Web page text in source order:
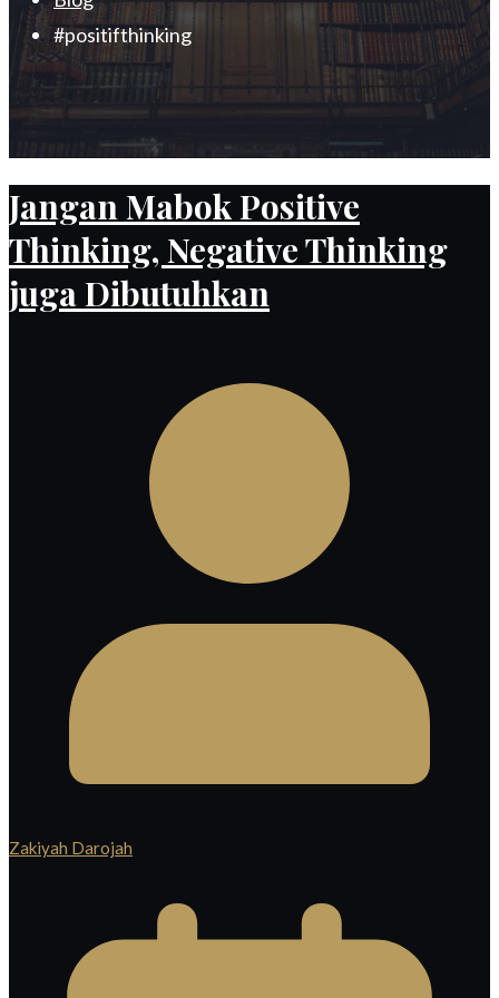
#positifthinking
Jangan Mabok Positive
Thinking, Negative Thinking
juga Dibutuhkan
Zakiyah Darojah